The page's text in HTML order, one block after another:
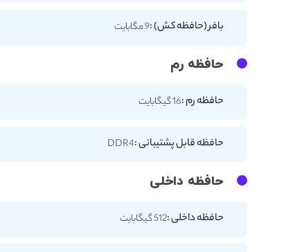
بافر (حافظه کش) :9 مگابایت
حافظه رم
حافظه رم :16 گیگابایت
حافظه قابل پشتیبانی :DDR4
حافظه داخلی
حافظه داخلی :512 گیگابایت